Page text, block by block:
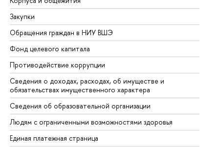
Закупки
Обращения граждан в НИУ ВШЭ
Фонд целевого капитала
Противодействие коррупции
Сведения о доходах, расходах, об имуществе и
обязательствах имущественного характера
Сведения об образовательной организации
Людям с ограниченными возможностями здоровья
Единая платежная страница